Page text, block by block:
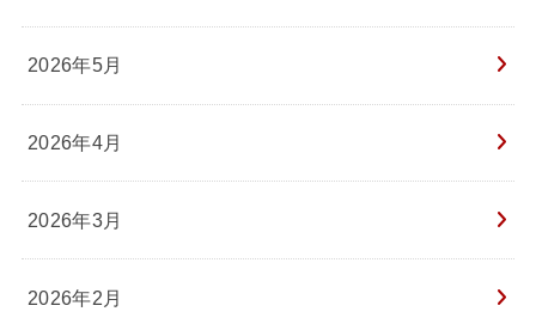
2026年5月
2026年4月
2026年3月
2026年2月